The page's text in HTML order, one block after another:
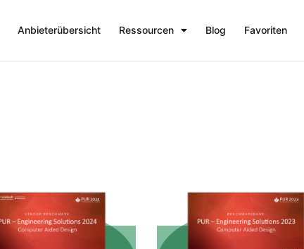
Anbieterübersicht Ressourcen Blog Favoriten